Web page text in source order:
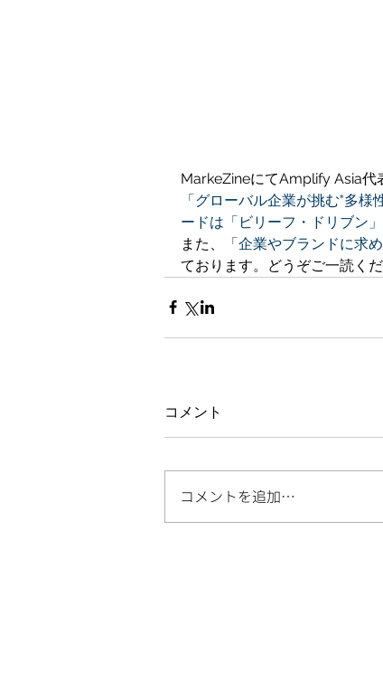
MarkeZineにてAmplify Asia代
「グローバル企業が挑む"多
ードは「ビリーフ・ドリブン」
また、
「企業やブランドに求
ております。どうぞご一読くだ
コメント
コメントを追加…